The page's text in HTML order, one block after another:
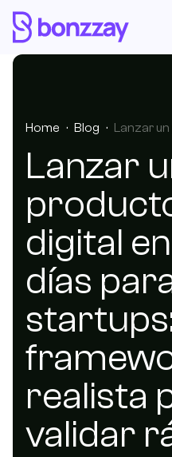
Home · Blog ·
Lanzar
digital
días
realista
validar